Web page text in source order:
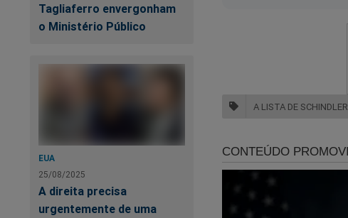
Tagliaferro envergonham
o Ministério Público
EUA
25/08/2025
A direita precisa
urgentemente de uma
A LISTA DE SCHINDLER